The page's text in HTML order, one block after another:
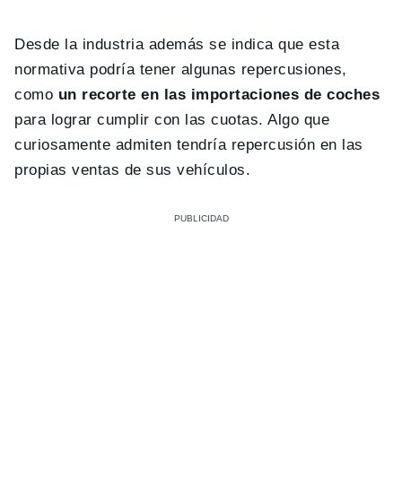
Desde la industria además se indica que esta
normativa podría tener algunas repercusiones,
como un recorte en las importaciones de coches
para lograr cumplir con las cuotas. Algo que
curiosamente admiten tendría repercusión en las
propias ventas de sus vehículos.